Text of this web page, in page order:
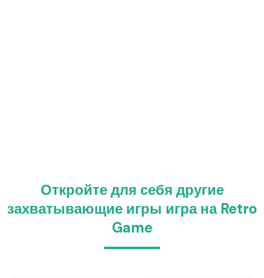
Откройте для себя другие
захватывающие игры игра на Retro
Game